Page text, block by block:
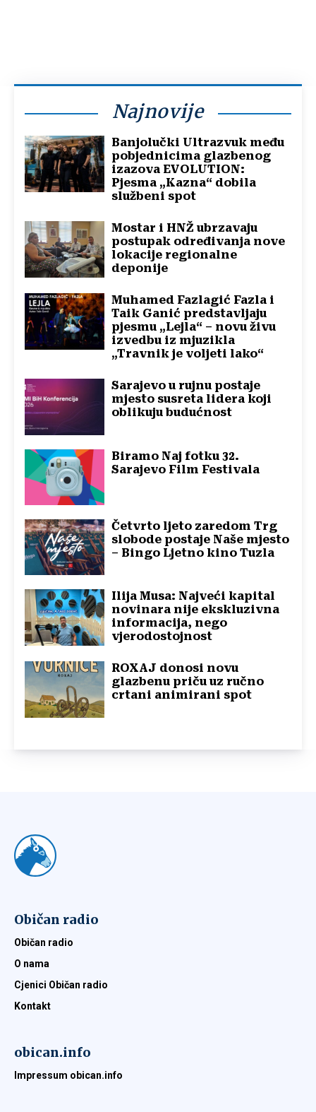
Najnovije
Banjolučki Ultrazvuk među
pobjednicima glazbenog
izazova EVOLUTION:
Pjesma „Kazna“ dobila
službeni spot
Mostar i HNŽ ubrzavaju
postupak određivanja nove
lokacije regionalne
deponije
Muhamed Fazlagić Fazla i
Taik Ganić predstavljaju
pjesmu „Lejla“ – novu živu
izvedbu iz mjuzikla
„Travnik je voljeti lako“
Sarajevo u rujnu postaje
mjesto susreta lidera koji
oblikuju budućnost
Biramo Naj fotku 32.
Sarajevo Film Festivala
Četvrto ljeto zaredom Trg
slobode postaje Naše mjesto
– Bingo Ljetno kino Tuzla
Ilija Musa: Najveći kapital
novinara nije ekskluzivna
informacija, nego
vjerodostojnost
ROXAJ donosi novu
glazbenu priču uz ručno
crtani animirani spot
Običan radio
Običan radio
O nama
Cjenici Običan radio
Kontakt
obican.info
Impressum obican.info